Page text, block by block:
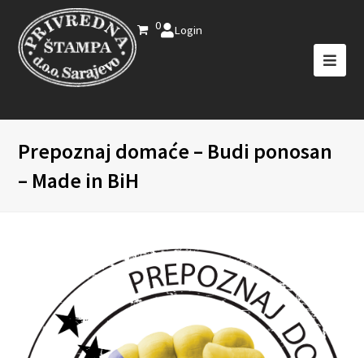
0 Login
Prepoznaj domaće – Budi ponosan
– Made in BiH